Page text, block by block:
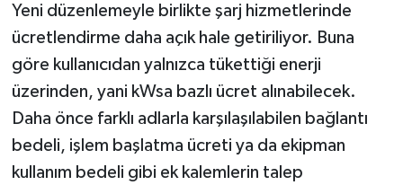
Yeni düzenlemeyle birlikte şarj hizmetlerinde
ücretlendirme daha açık hale getiriliyor. Buna
göre kullanıcıdan yalnızca tükettiği enerji
üzerinden, yani kWsa bazlı ücret alınabilecek.
Daha önce farklı adlarla karşılaşılabilen bağlantı
bedeli, işlem başlatma ücreti ya da ekipman
kullanım bedeli gibi ek kalemlerin talep
Siyaset Haberleri
Dünya Haberleri
Yerel Haberler
Haber Arşivi